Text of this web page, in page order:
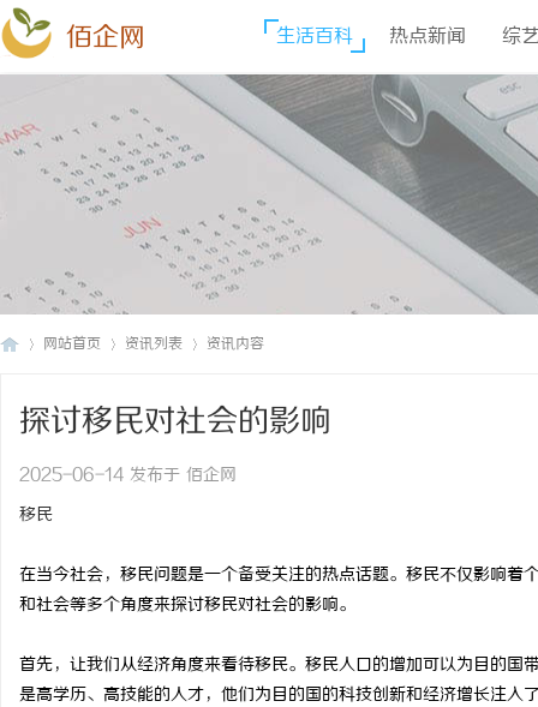
佰企网 生活百科 热点新闻 综
网站首页 资讯列表 资讯内容
探讨移民对社会的影响
2025-06-14 发布于 佰企网
移民
在当今社会，移民问题是一个备受关注的热点话题。移民不仅影响
和社会等多个角度来探讨移民对社会的影响。
首先，让我们从经济角度来看待移民。移民人口的增加可以为目的
是高学历、高技能的人才，他们为目的国的科技创新和经济增长注